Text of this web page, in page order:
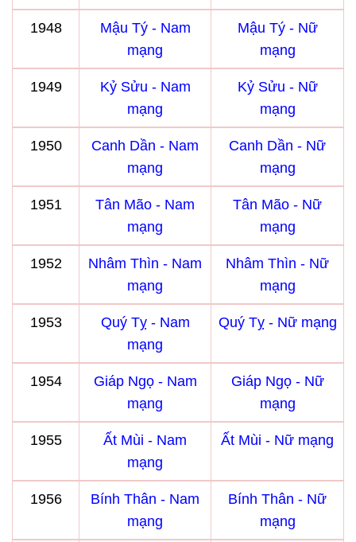
1948
Mậu Tý - Nam
mạng
Mậu Tý - Nữ
mạng
1949
Kỷ Sửu - Nam
mạng
Kỷ Sửu - Nữ
mạng
1950
Canh Dần - Nam
mạng
Canh Dần - Nữ
mạng
1951
Tân Mão - Nam
mạng
Tân Mão - Nữ
mạng
1952
Nhâm Thìn - Nam
mạng
Nhâm Thìn - Nữ
mạng
1953
Quý Tỵ - Nam
mạng
Quý Tỵ - Nữ mạng
1954
Giáp Ngọ - Nam
mạng
Giáp Ngọ - Nữ
mạng
1955
Ất Mùi - Nam
mạng
Ất Mùi - Nữ mạng
1956
Bính Thân - Nam
mạng
Bính Thân - Nữ
mạng